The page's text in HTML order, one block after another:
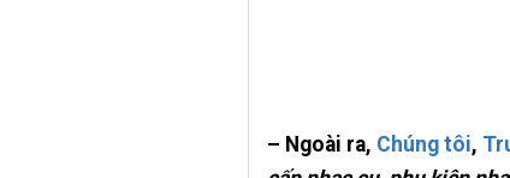
– Ngoài ra, Chúng tôi,